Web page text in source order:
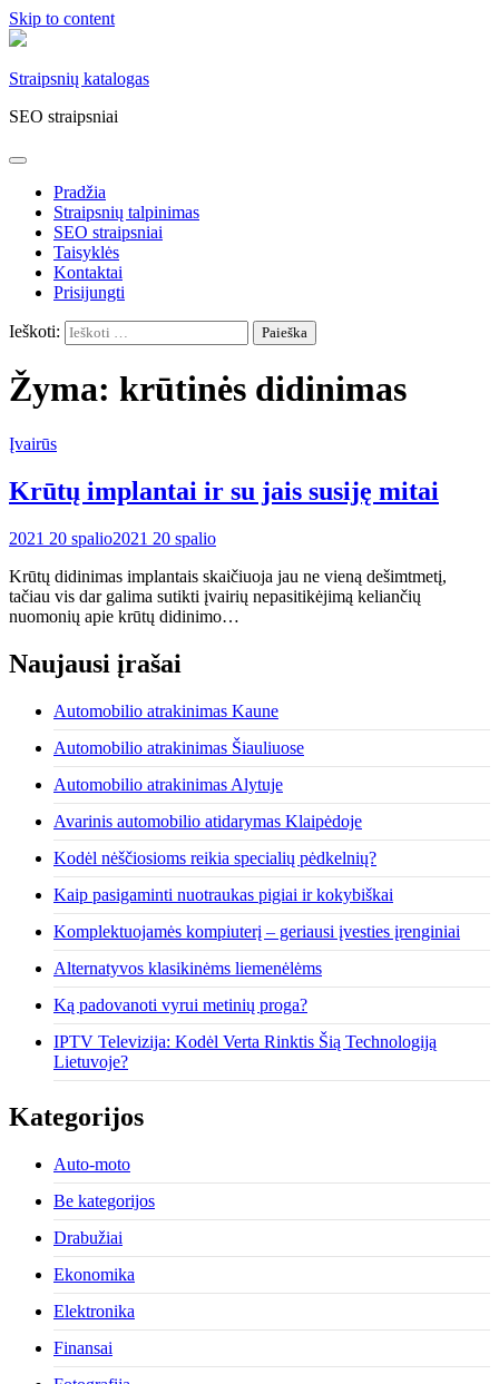
Skip to content
Straipsnių katalogas
SEO straipsniai
Pradžia
Straipsnių talpinimas
SEO straipsniai
Taisyklės
Kontaktai
Prisijungti
Ieškoti:
Žyma: krūtinės didinimas
Įvairūs
Krūtų implantai ir su jais susiję mitai
2021 20 spalio2021 20 spalio
Krūtų didinimas implantais skaičiuoja jau ne vieną dešimtmetį,
tačiau vis dar galima sutikti įvairių nepasitikėjimą keliančių
nuomonių apie krūtų didinimo…
Naujausi įrašai
Automobilio atrakinimas Kaune
Automobilio atrakinimas Šiauliuose
Automobilio atrakinimas Alytuje
Avarinis automobilio atidarymas Klaipėdoje
Kodėl nėščiosioms reikia specialių pėdkelnių?
Kaip pasigaminti nuotraukas pigiai ir kokybiškai
Komplektuojamės kompiuterį – geriausi įvesties įrenginiai
Alternatyvos klasikinėms liemenėlėms
Ką padovanoti vyrui metinių proga?
IPTV Televizija: Kodėl Verta Rinktis Šią Technologiją
Lietuvoje?
Kategorijos
Auto-moto
Be kategorijos
Drabužiai
Ekonomika
Elektronika
Finansai